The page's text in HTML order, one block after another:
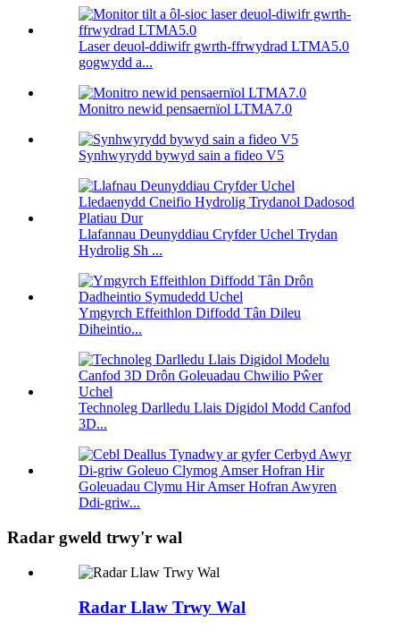
Laser deuol-ddiwifr gwrth-ffrwydrad LTMA5.0
gogwydd a...
Monitro newid pensaernïol LTMA7.0
Synhwyrydd bywyd sain a fideo V5
Llafannau Deunyddiau Cryfder Uchel Trydan
Hydrolig Sh ...
Ymgyrch Effeithlon Diffodd Tân Dileu
Diheintio...
Technoleg Darlledu Llais Digidol Modd Canfod
3D...
Goleuadau Clymu Hir Amser Hofran Awyren
Ddi-griw...
Radar gweld trwy'r wal
Radar Llaw Trwy Wal